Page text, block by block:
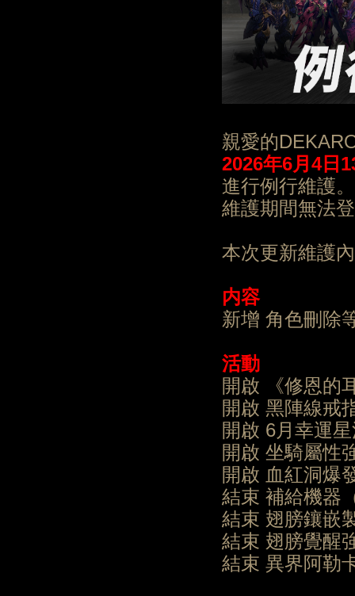
親愛的
2026年6月4日
進行例行維護。
維護期間無法
本次更新維護
内容
新增 角色刪除
活動
開啟 《修恩的
開啟 黑陣線戒
開啟 6月幸運
開啟 坐騎屬性
開啟 血紅洞爆
結束 補給機器
結束 翅膀鑲嵌
結束 翅膀覺醒
結束 異界阿勒